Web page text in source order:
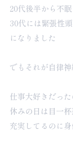
20代後半から不眠
30代には緊張性
になりました
でもそれが自律
仕事大好きだった
休みの日は目一
充実してるのに